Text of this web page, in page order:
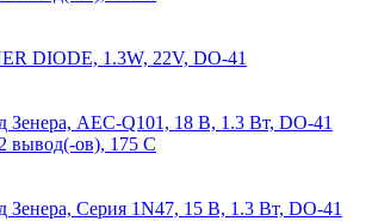
DIODE, 1.3W, 22V, DO-41
Зенера, AEC-Q101, 18 В, 1.3 Вт, DO-41
вывод(-ов), 175 C
Серия 1N47, 15 В, 1.3 Вт, DO-41